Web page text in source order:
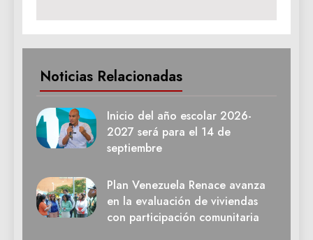
Noticias Relacionadas
Inicio del año escolar 2026-
2027 será para el 14 de
septiembre
Plan Venezuela Renace avanza
en la evaluación de viviendas
con participación comunitaria